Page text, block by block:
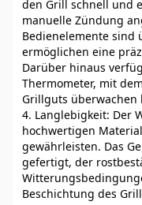
den Grill schnell und
manuelle Zündung
Bedienelemente sind
ermöglichen eine
Darüber hinaus
Thermometer, mit
Grillguts überwachen
4. Langlebigkeit: Der
hochwertigen
gewährleisten. Das
gefertigt, der
Beschichtung des